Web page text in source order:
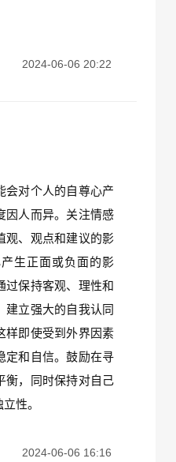
2024-06-06 20:22
会对个人的自尊心产
因人而异。关注情感
观、观点和建议的影
生正面或负面的影
过保持客观、理性和
建立强大的自我认同
样即使受到外界因素
定和自信。鼓励在寻
衡，同时保持对自己
性。
2024-06-06 16:16